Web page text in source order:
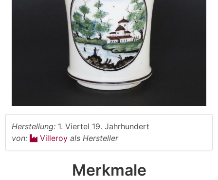
Herstellung: 1. Viertel 19. Jahrhundert
von:
Villeroy als Hersteller
Merkmale